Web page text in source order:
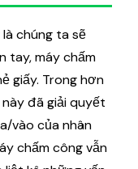
chúng ta sẽ
tay, máy chấm
giấy. Trong hơn
đã giải quyết
vào của nhân
chấm công vẫn